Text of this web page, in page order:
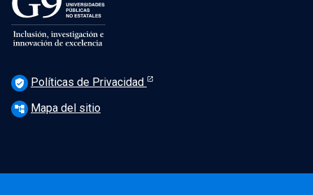
verified_user Políticas de Privacidad
account_tree Mapa del sitio